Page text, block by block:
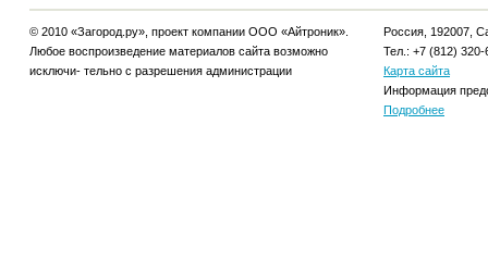
© 2010 «Загород.ру», проект компании ООО «Айтроник».
Любое воспроизведение материалов сайта возможно
исключи- тельно с разрешения администрации
Россия, 192007,
Тел.: +7 (812) 320-
Карта сайта
Информация
Подробнее